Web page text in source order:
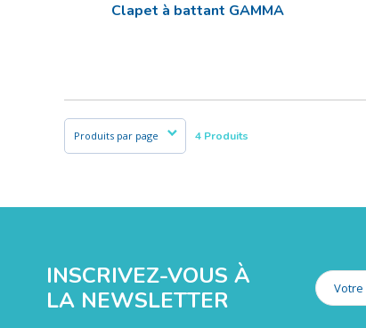
Clapet à battant GAMMA
4 Produits
INSCRIVEZ-VOUS À
LA NEWSLETTER